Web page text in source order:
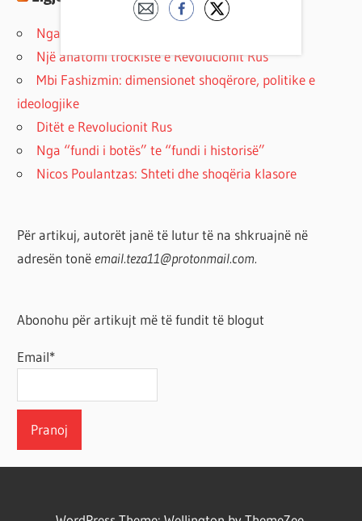
Nga Oligarkia në Demokraci
Një anatomi trockiste e Revolucionit Rus
Mbi Fashizmin: dimensionet shoqërore, politike e
ideologjike
Ditët e Revolucionit Rus
Nga “fundi i botës” te “fundi i historisë”
Nicos Poulantzas: Shteti dhe shoqëria klasore
Për artikuj, autorët janë të lutur të na shkruajnë në
adresën tonë email.teza11@protonmail.com.
Abonohu për artikujt më të fundit të blogut
Email*